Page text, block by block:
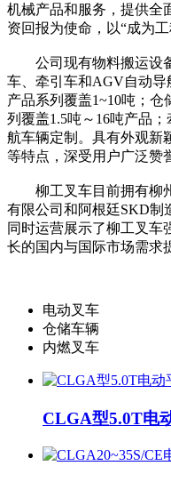
机械产品和服务，提供全
资回报为使命，以“成为
公司现有物料搬运设
车、牵引车和AGV自动
产品系列覆盖1~10吨；
列覆盖1.5吨～16吨产品
航车辆定制。具有外观新
等特点，深受用户广泛赞
柳工叉车目前拥有柳州
有限公司和阿根廷SKD制
同时运营展示了柳工叉车
长的国内与国际市场需求
电动叉车
仓储车辆
内燃叉车
CLGA型5.0T电